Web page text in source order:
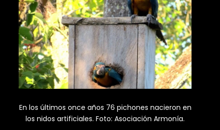
En los últimos once años 76 pichones nacieron en
los nidos artificiales. Foto: Asociación Armonía.